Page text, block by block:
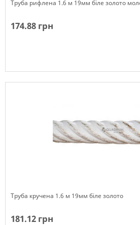
Труба рифлена 1.6 м 19мм біле золото
174.88 грн
Труба кручена 1.6 м 19мм біле золото
181.12 грн